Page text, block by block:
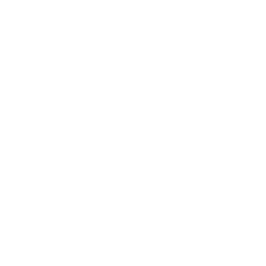
です。
ありません。
です。